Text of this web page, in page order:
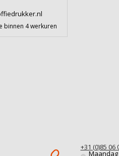
binnen 4 werkuren
+31 (0)85 06
Maandag